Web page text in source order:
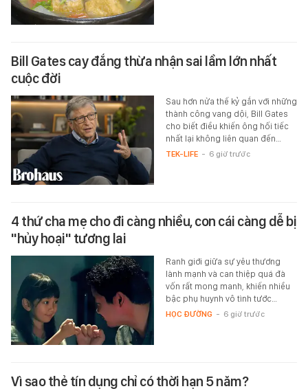
Bill Gates cay đắng thừa nhận sai lầm lớn nhất
cuộc đời
Sau hơn nửa thế kỷ gắn với những
thành công vang dội, Bill Gates
cho biết điều khiến ông hối tiếc
nhất lại không liên quan đến…
TEK-LIFE - 6 giờ trước
4 thứ cha mẹ cho đi càng nhiều, con cái càng dễ bị
"hủy hoại" tương lai
Ranh giới giữa sự yêu thương
lành mạnh và can thiệp quá đà
vốn rất mong manh, khiến nhiều
bậc phụ huynh vô tình tước…
HỌC ĐƯỜNG - 6 giờ trước
Vì sao thẻ tín dụng chỉ có thời hạn 5 năm?